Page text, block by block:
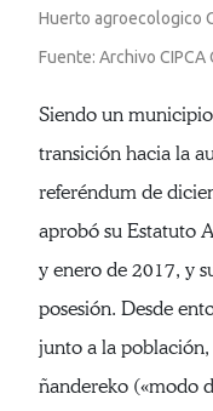
Huerto agroecologico
Fuente: Archivo CIPCA
Siendo un
transición hacia la
referéndum de
aprobó su Estatuto
y enero de 2017, y
posesión. Desde
junto a la
ñandereko («modo